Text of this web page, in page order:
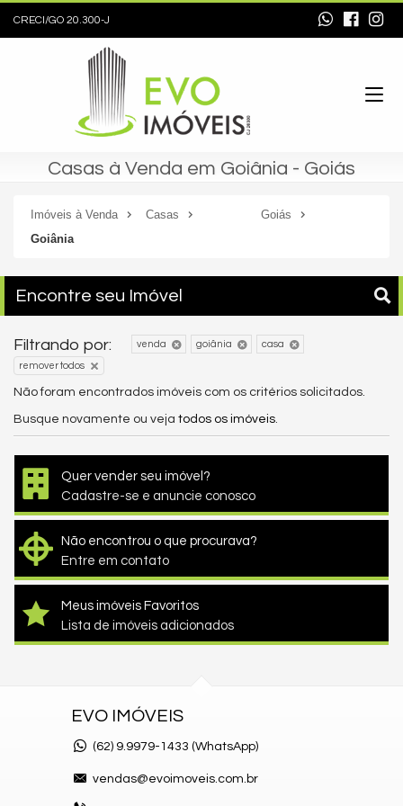
CRECI/GO 20.300-J
Casas à Venda em Goiânia - Goiás
Imóveis à Venda Casas
Goiás
Goiânia
Encontre seu Imóvel
Filtrando por: venda goiânia casa
remover todos
Não foram encontrados imóveis com os critérios solicitados.
Busque novamente ou veja todos os imóveis.
Quer vender seu imóvel?
Cadastre-se e anuncie conosco
Não encontrou o que procurava?
Entre em contato
Meus imóveis Favoritos
Lista de imóveis adicionados
EVO IMÓVEIS
(62) 9.9979-1433 (WhatsApp)
vendas@evoimoveis.com.br